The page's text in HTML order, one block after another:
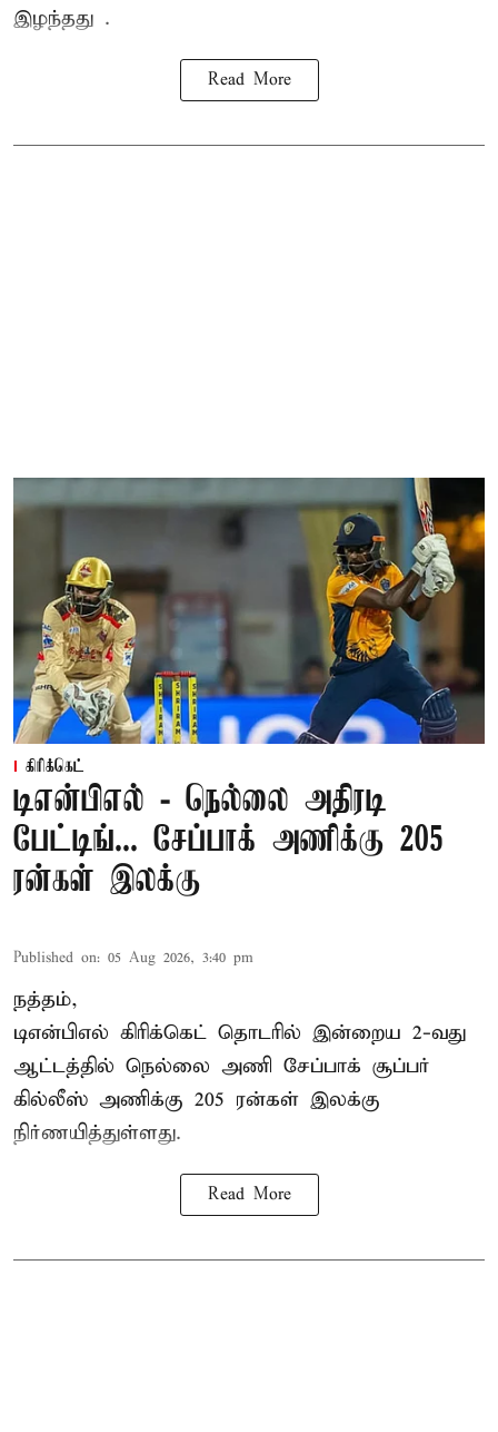
இழந்தது .
Read More
கிரிக்கெட்
டிஎன்பிஎல் - நெல்லை அதிரடி
பேட்டிங்... சேப்பாக் அணிக்கு 205
ரன்கள் இலக்கு
Published on: 05 Aug 2026, 3:40 pm
நத்தம்,
டிஎன்பிஎல் கிரிக்கெட் தொடரில் இன்றைய 2-வது
ஆட்டத்தில் நெல்லை அணி சேப்பாக் சூப்பர்
கில்லீஸ் அணிக்கு 205 ரன்கள் இலக்கு
நிர்ணயித்துள்ளது.
Read More